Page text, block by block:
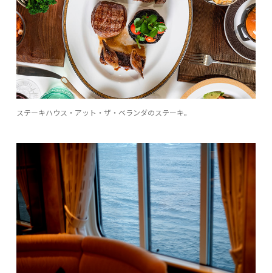
ステーキハウス・アット・ザ・ベランダのステーキ。